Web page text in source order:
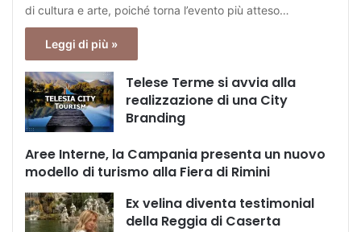
di cultura e arte, poiché torna l’evento più atteso…
Leggi di più »
Telese Terme si avvia alla
realizzazione di una City
Branding
Aree Interne, la Campania presenta un nuovo
modello di turismo alla Fiera di Rimini
Ex velina diventa testimonial
della Reggia di Caserta